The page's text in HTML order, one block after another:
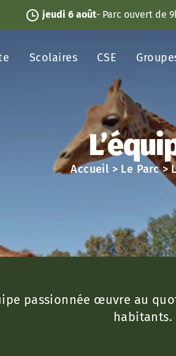
jeudi 6 août- Parc ouvert de
Scolaires CSE
Accueil > Le Parc>
passionnée œuvre au
habitants.